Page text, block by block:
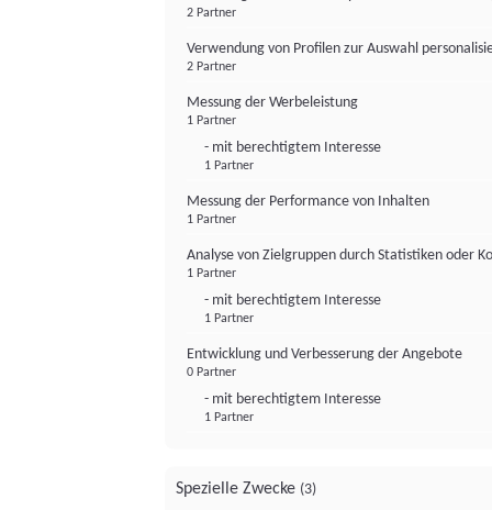
2 Partner
Verwendung von Profilen zur Auswahl
2 Partner
Messung der Werbeleistung
1 Partner
- mit berechtigtem Interesse
1 Partner
Messung der Performance von Inhalten
1 Partner
Analyse von Zielgruppen durch Statistiken oder
1 Partner
- mit berechtigtem Interesse
1 Partner
Entwicklung und Verbesserung der Angebote
0 Partner
- mit berechtigtem Interesse
1 Partner
Spezielle Zwecke (3)